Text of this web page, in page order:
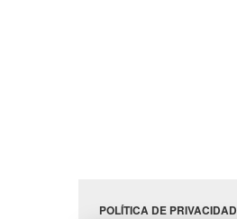
POLÍTICA DE PRIVACIDAD